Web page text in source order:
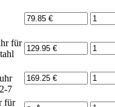
für
7
für